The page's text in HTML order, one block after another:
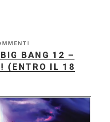
BANG 12 –
(ENTRO IL 18